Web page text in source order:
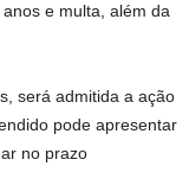
e multa, além da
será admitida a ação
pode apresentar
no prazo